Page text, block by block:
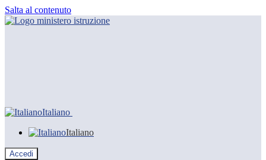
Salta al contenuto
Italiano
Italiano
Accedi